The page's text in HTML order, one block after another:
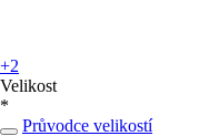
+2
Velikost
*
Průvodce velikostí